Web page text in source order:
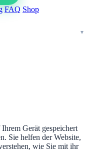
FAQ Shop
Gerät gespeichert
Sie helfen der Website,
wie Sie mit ihr